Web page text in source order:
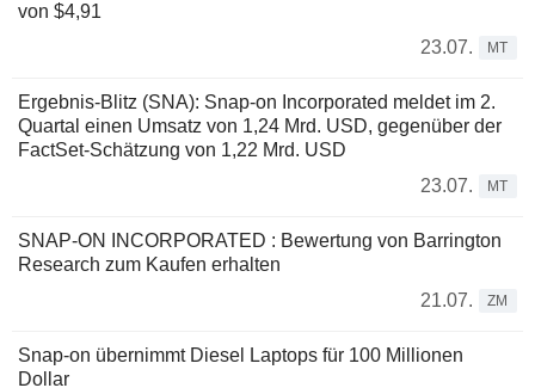
von $4,91
23.07.
MT
Ergebnis-Blitz (SNA): Snap-on Incorporated meldet im 2.
Quartal einen Umsatz von 1,24 Mrd. USD, gegenüber der
FactSet-Schätzung von 1,22 Mrd. USD
23.07.
MT
SNAP-ON INCORPORATED : Bewertung von Barrington
Research zum Kaufen erhalten
21.07.
ZM
Snap-on übernimmt Diesel Laptops für 100 Millionen
Dollar